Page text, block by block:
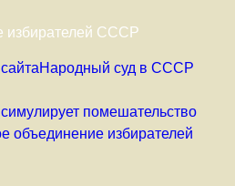
избирателей СССР
Народный суд в СССР
помешательство
избирателей